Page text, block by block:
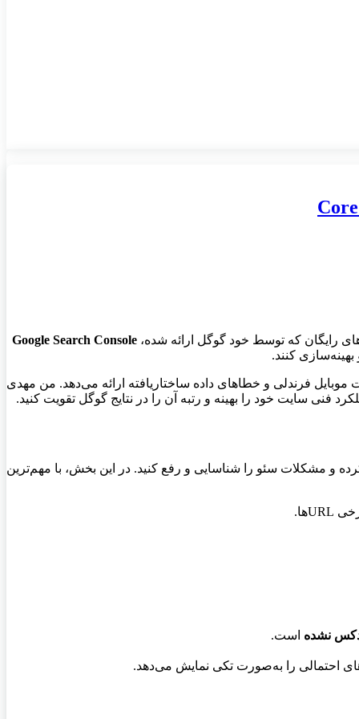
رایگان که توسط خود گوگل ارائه شده، Google Search Console
کنند.
فرندلی و خطاهای داده ساختاریافته ارائه می‌دهد. من مهدی
فنی سایت خود را بهینه و رتبه آن را در نتایج گوگل تقویت کنید.
و مشکلات سئو را شناسایی و رفع کنید. در این بخش، با مهم‌ترین
است.